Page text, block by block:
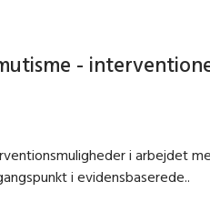
-
i arbejdet
i evidensbaserede..